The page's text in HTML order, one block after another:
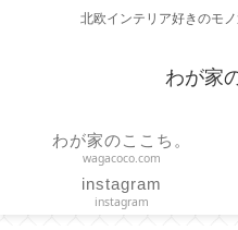
北欧インテリア好きのモ
わが家
わが家のここち。
wagacoco.com
instagram
instagram